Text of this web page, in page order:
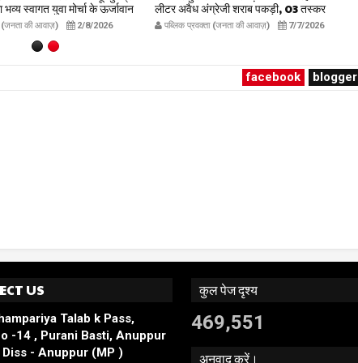
स्वागत युवा मोर्चा के ऊर्जावान
मिश्रा ने सभी युवाओं से सहभागिता
(जनता की आवाज़) 2/8/2026
लीटर अवैध अंग्रेजी शराब पकड़ी, 03 तस्कर
गिरफ्तार, लग्ज़री इनोवा जब्त
publicpravakta.com
पब्लिक प्रवक्ता (जनता की आवाज़) 7/7/2026
facebook blogger
US
Talab k Pass,
-14 , Purani Basti, Anuppur
Diss - Anuppur (MP )
कुल पेज दृश्य
469,551
अनुवाद करें।